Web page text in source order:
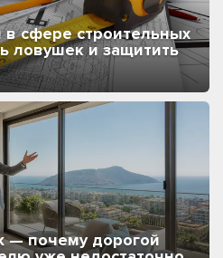
сфере строительных
ловушек и защитить
— почему дорогой